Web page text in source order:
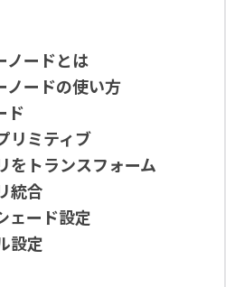
ノードとは
ノードの使い方
ド
リミティブ
をトランスフォーム
統合
ェード設定
設定